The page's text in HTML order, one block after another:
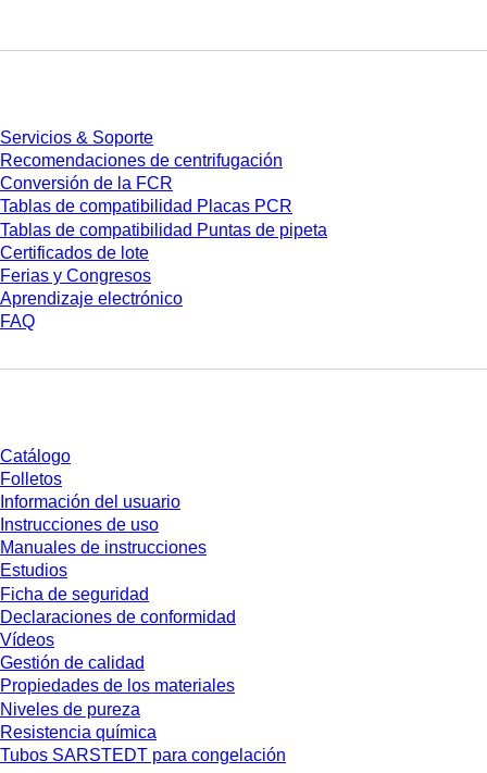
Servicios & Soporte
Recomendaciones de centrifugación
Conversión de la FCR
Tablas de compatibilidad Placas PCR
Tablas de compatibilidad Puntas de pipeta
Certificados de lote
Ferias y Congresos
Aprendizaje electrónico
FAQ
Catálogo
Folletos
Información del usuario
Instrucciones de uso
Manuales de instrucciones
Estudios
Ficha de seguridad
Declaraciones de conformidad
Vídeos
Gestión de calidad
Propiedades de los materiales
Niveles de pureza
Resistencia química
Tubos SARSTEDT para congelación